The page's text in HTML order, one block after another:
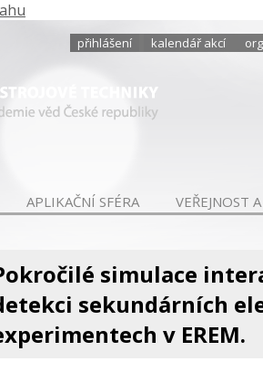
přihlášení kalendář akcí
APLIKAČNÍ SFÉRA VEŘEJNOST
simulace
sekundárních
v EREM.